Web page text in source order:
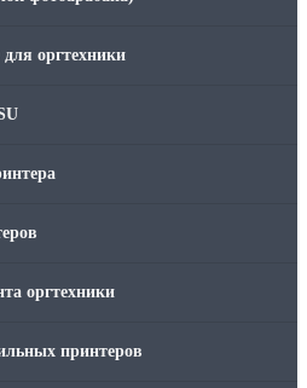
оргтехники
оргтехники
принтеров